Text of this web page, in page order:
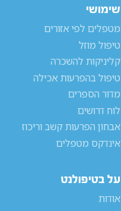
שימושי
מטפלים לפי אזורים
טיפול מוזל
קליניקות להשכרה
טיפול בהפרעות אכילה
מדור הספרים
לוח דרושים
אבחון הפרעות קשב וריכוז
אינדקס מטפלים
על בטיפולנט
אודות